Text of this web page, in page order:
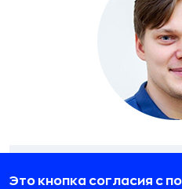
Это кнопка согласия с